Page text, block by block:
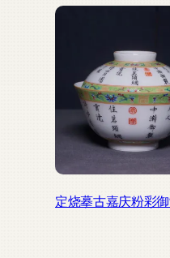
定烧摹古嘉庆粉彩